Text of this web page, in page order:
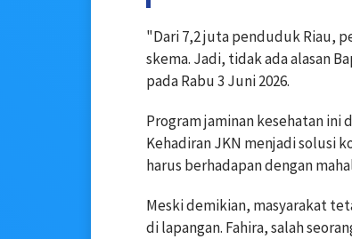
"Dari 7,2 juta penduduk Riau,
skema. Jadi, tidak ada alasan
pada Rabu 3 Juni 2026.
Program jaminan kesehatan ini
Kehadiran JKN menjadi solusi
harus berhadapan dengan
Meski demikian, masyarakat
di lapangan. Fahira, salah